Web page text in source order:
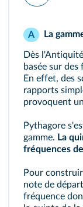
A La
Dès
basée sur
En effet, des
rapports
provoquent
Pythagore
gamme. La
fréquences
Pour
note de
fréquence